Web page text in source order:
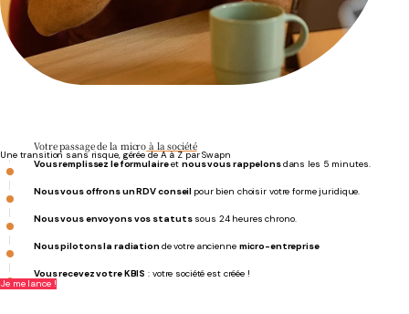
Votre passage de la micro à la société
Une transition sans risque, gérée de A à Z par Swapn
Vous remplissez le formulaireetnous vous rappelonsdans les 5 minutes.
Nous vous offrons un RDV conseil pour bien choisir votre forme juridique.
Nous vous envoyons vos statutssous 24 heures chrono.
Nous pilotons la radiationde votre ancienne micro-entreprise
Vous recevez votre KBIS : votre société est créée !
Je me lance !